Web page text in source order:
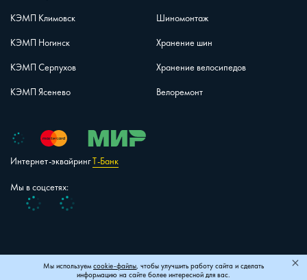
КЭМП Климовск
КЭМП Ногинск
КЭМП Серпухов
КЭМП Ясенево
Шиномонтаж
Хранение шин
Хранение велосипедов
Велоремонт
Интернет-эквайрингТ-Банк
Мы в соцсетях:
Vk Telegram
Карта сайта +7 (495) 150-40-26
Мы используем cookie-файлы, чтобы улучшить работу сайта и сделать
информацию на сайте более интересной для вас.